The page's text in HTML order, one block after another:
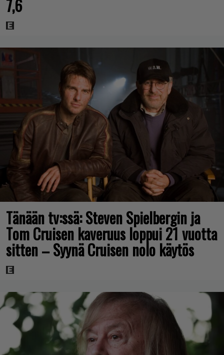
7,6
Tänään tv:ssä: Steven Spielbergin ja
Tom Cruisen kaveruus loppui 21 vuotta
sitten – Syynä Cruisen nolo käytös